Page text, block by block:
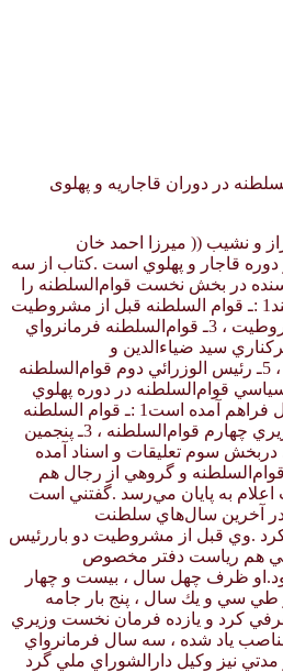
در دوران قاجاریه و پهلوی
و نشيب (( ميرزا احمد خان
دوره قاجار و پهلوي است .كتاب از سه
در بخش نخست قوام‌السلطنه را
با اين مختصات معرفي مي‌كند1 :ـ قوام السلطنه قبل از مشروطيت
، 2ـ قوام‌السلطنه بعد از مشروطيت ، 3ـ قوام‌السلطنه فرمانرواي
و سيستان ، 4ـ بركناري سيد ضياء‌الدين و
رئيس‌الوزرائي قوام‌السلطنه ، 5ـ رئيس الوزرائي دوم قوام‌السلطنه
قوام‌السلطنه در دوره پهلوي
اختصاص دارد كه در سه فصل فراهم آمده است1 :ـ قوام السلطنه
وارد ميدان شد ، 2ـ نخست‌وزيري چهارم قوام‌السلطنه ، 3ـ پنجمين
سوم تعليقات و اسناد آمده
و گروهي از رجال هم
به پايان مي‌رسد .گفتني است
در آخرين سال‌هاي سلطنت
كرد .وي قبل از مشروطيت دو باررئيس
هم رياست دفتر مخصوص
ظرف چهل سال ، بيست و چهار
سي و يك سال ، پنج بار جامه
كرد و يازده فرمان نخست وزيري
ياد شده ، سه سال فرمانرواي
نيز وكيل دارالشوراي ملي گرد